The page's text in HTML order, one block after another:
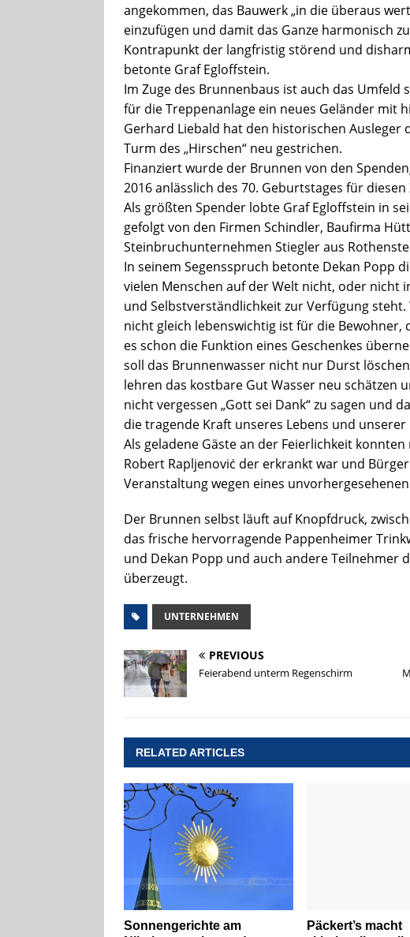
angekommen, das Bauwerk „in die überaus
einzufügen und damit das Ganze harmonisch
Kontrapunkt der langfristig störend und
betonte Graf Egloffstein.
Im Zuge des Brunnenbaus ist auch das
für die Treppenanlage ein neues Geländer mit
Gerhard Liebald hat den historischen
Turm des „Hirschen“ neu gestrichen.
Finanziert wurde der Brunnen von den
2016 anlässlich des 70. Geburtstages für
Als größten Spender lobte Graf Egloffstein in
gefolgt von den Firmen Schindler, Baufirma
Steinbruchunternehmen Stiegler aus
In seinem Segensspruch betonte Dekan Popp
vielen Menschen auf der Welt nicht, oder nicht
und Selbstverständlichkeit zur Verfügung
nicht gleich lebenswichtig ist für die Bewohner,
es schon die Funktion eines Geschenkes
soll das Brunnenwasser nicht nur Durst
lehren das kostbare Gut Wasser neu schätzen
nicht vergessen „Gott sei Dank“ zu sagen und
die tragende Kraft unseres Lebens und
Als geladene Gäste an der Feierlichkeit
Robert Rapljenoviċ der erkrankt war und
Veranstaltung wegen eines
Der Brunnen selbst läuft auf Knopfdruck,
das frische hervorragende Pappenheimer
und Dekan Popp und auch andere Teilnehmer
überzeugt.
UNTERNEHMEN
PREVIOUS
Feierabend unterm Regenschirm
RELATED ARTICLES
Sonnengerichte am
Päckert’s macht